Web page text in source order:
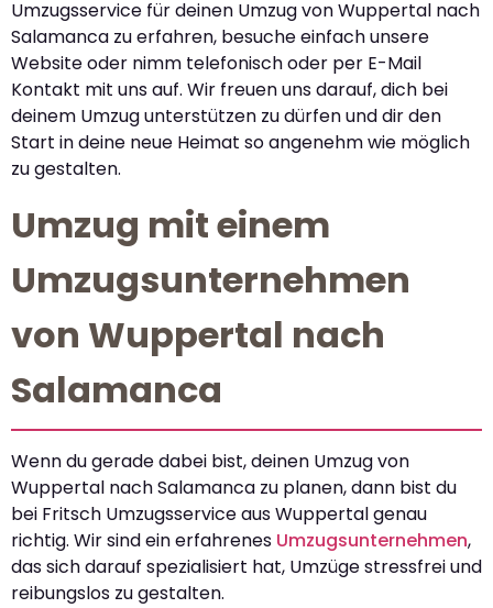
Umzugsservice für deinen Umzug von Wuppertal nach
Salamanca zu erfahren, besuche einfach unsere
Website oder nimm telefonisch oder per E-Mail
Kontakt mit uns auf. Wir freuen uns darauf, dich bei
deinem Umzug unterstützen zu dürfen und dir den
Start in deine neue Heimat so angenehm wie möglich
zu gestalten.
Umzug mit einem
Umzugsunternehmen
von Wuppertal nach
Salamanca
Wenn du gerade dabei bist, deinen Umzug von
Wuppertal nach Salamanca zu planen, dann bist du
bei Fritsch Umzugsservice aus Wuppertal genau
richtig. Wir sind ein erfahrenes Umzugsunternehmen,
das sich darauf spezialisiert hat, Umzüge stressfrei und
reibungslos zu gestalten.